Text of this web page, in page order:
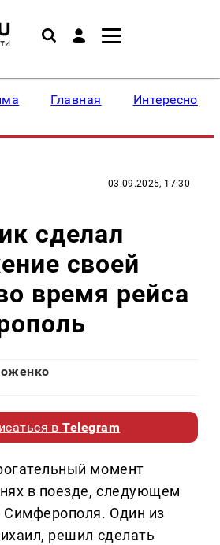
Главная Интересное
03.09.2025, 17:30
сделал
своей
время рейса
вTelegram
момент
в поезде, следующем
Один из
решил сделать